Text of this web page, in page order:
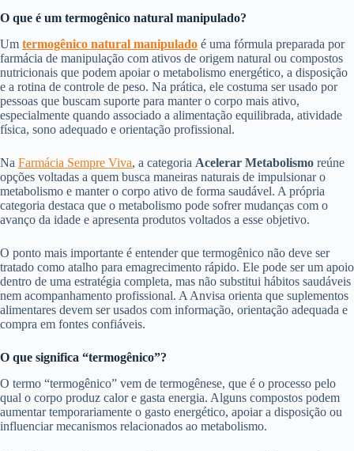
O que é um termogênico natural manipulado?
Um termogênico natural manipulado é uma fórmula preparada por
farmácia de manipulação com ativos de origem natural ou compostos
nutricionais que podem apoiar o metabolismo energético, a disposição
e a rotina de controle de peso. Na prática, ele costuma ser usado por
pessoas que buscam suporte para manter o corpo mais ativo,
especialmente quando associado a alimentação equilibrada, atividade
física, sono adequado e orientação profissional.
Na Farmácia Sempre Viva, a categoria Acelerar Metabolismo reúne
opções voltadas a quem busca maneiras naturais de impulsionar o
metabolismo e manter o corpo ativo de forma saudável. A própria
categoria destaca que o metabolismo pode sofrer mudanças com o
avanço da idade e apresenta produtos voltados a esse objetivo.
O ponto mais importante é entender que termogênico não deve ser
tratado como atalho para emagrecimento rápido. Ele pode ser um apoio
dentro de uma estratégia completa, mas não substitui hábitos saudáveis
nem acompanhamento profissional. A Anvisa orienta que suplementos
alimentares devem ser usados com informação, orientação adequada e
compra em fontes confiáveis.
O que significa “termogênico”?
O termo “termogênico” vem de termogênese, que é o processo pelo
qual o corpo produz calor e gasta energia. Alguns compostos podem
aumentar temporariamente o gasto energético, apoiar a disposição ou
influenciar mecanismos relacionados ao metabolismo.